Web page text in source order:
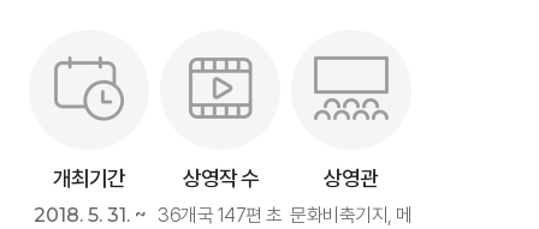
개최기간
2018. 5. 31. ~
상영작 수
36개국 147편 초
상영관
문화비축기지, 메